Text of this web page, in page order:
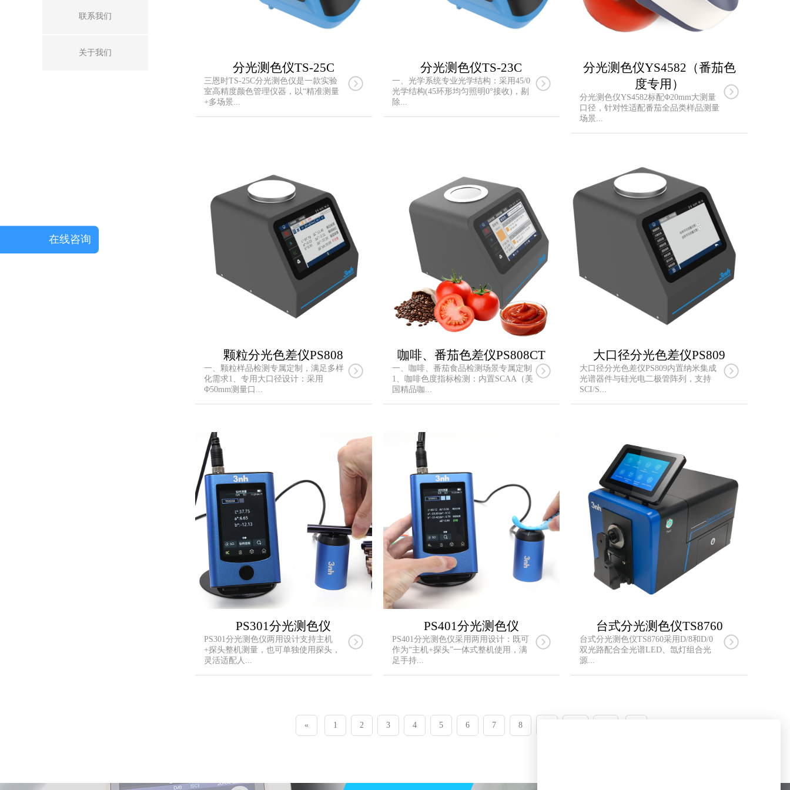
联系我们
关于我们
分光测色仪TS-25C
三恩时TS-25C分光测色仪是一款实验
室高精度颜色管理仪器，以“精准测量
+多场景...
分光测色仪TS-23C
一、光学系统专业光学结构：采用45/0
光学结构(45环形均匀照明0°接收)，剔
除...
分光测色仪YS4582（番茄色
度专用）
分光测色仪YS4582标配Φ20mm大测量
口径，针对性适配番茄全品类样品测量
场景...
颗粒分光色差仪PS808
一、颗粒样品检测专属定制，满足多样
化需求1、专用大口径设计：采用
Φ50mm测量口...
咖啡、番茄色差仪PS808CT
一、咖啡、番茄食品检测场景专属定制
1、咖啡色度指标检测：内置SCAA（美
国精品咖...
大口径分光色差仪PS809
大口径分光色差仪PS809内置纳米集成
光谱器件与硅光电二极管阵列，支持
SCI/S...
PS301分光测色仪
PS301分光测色仪两用设计支持主机
+探头整机测量，也可单独使用探头，
灵活适配人...
PS401分光测色仪
PS401分光测色仪采用两用设计：既可
作为“主机+探头”一体式整机使用，满
足手持...
台式分光测色仪TS8760
台式分光测色仪TS8760采用D/8和D/0
双光路配合全光谱LED、氙灯组合光
源...
« 1 2 3 4 5 6 7 8
在线咨询